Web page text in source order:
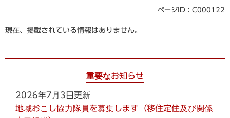
ページID：C000122
現在、掲載されている情報はありません。
重要なお知らせ
2026年7月3日更新
地域おこし協力隊員を募集します（移住定住及び関係